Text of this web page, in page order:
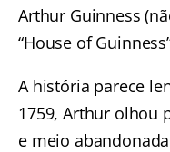
Arthur Guinness
“House of
A história parece
1759, Arthur olhou
e meio abandonada